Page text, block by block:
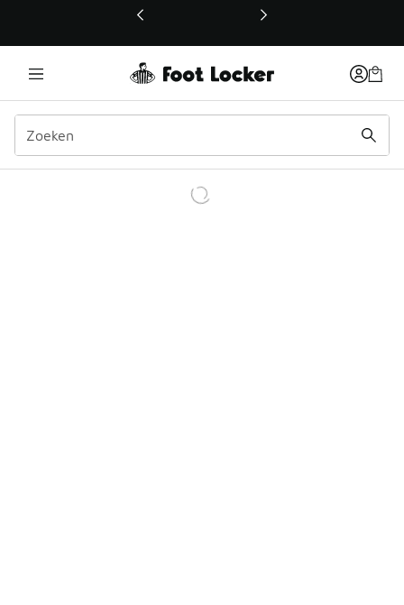
Deze link wordt geopend in een nieuw venster